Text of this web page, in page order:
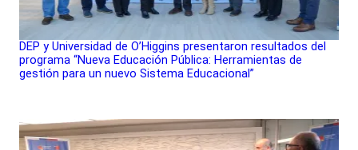
DEP y Universidad de O’Higgins presentaron resultados del
programa “Nueva Educación Pública: Herramientas de
gestión para un nuevo Sistema Educacional”